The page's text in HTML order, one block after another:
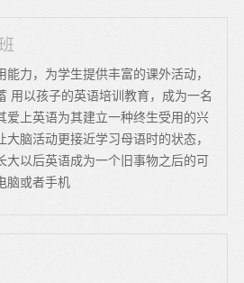
力，为学生提供丰富的课外活动，
用以孩子的英语培训教育，成为一名
爱上英语为其建立一种终生受用的兴
脑活动更接近学习母语时的状态，
大以后英语成为一个旧事物之后的可
脑或者手机